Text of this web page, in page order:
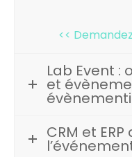
<<
Lab Event :
et
CRM et